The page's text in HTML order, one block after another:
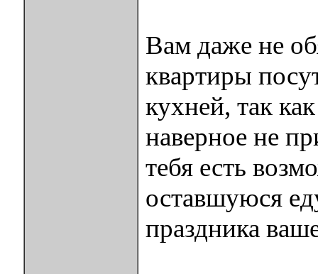
Вам даже не
квартиры
кухней, так
наверное не
тебя есть
оставшуюся
праздника